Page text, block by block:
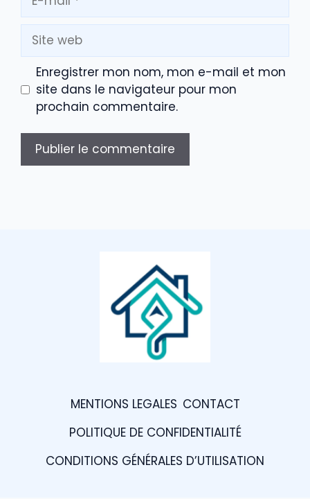
mail
Site
web
Enregistrer mon nom, mon e-mail et mon
site dans le navigateur pour mon
prochain commentaire.
MENTIONS LEGALES CONTACT
POLITIQUE DE CONFIDENTIALITÉ
CONDITIONS GÉNÉRALES D’UTILISATION